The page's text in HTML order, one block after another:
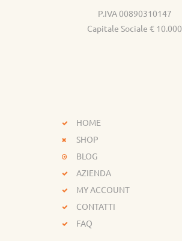
P.IVA 00890310147
Capitale Sociale € 10.000
HOME
SHOP
BLOG
AZIENDA
MY ACCOUNT
CONTATTI
FAQ